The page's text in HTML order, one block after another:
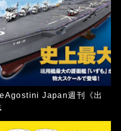
Japan週刊《出